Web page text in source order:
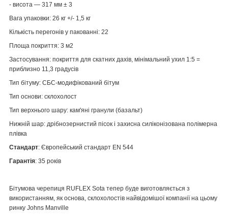
- висота — 317 мм ± 3
Вага упаковки: 26 кг +/- 1,5 кг
Кількість перегонів у пакованні: 22
Площа покриття: 3 м2
Застосування: покриття для скатних дахів, мінімальний ухил 1:5 =
приблизно 11,3 градусів
Тип бітуму: СБС-модифікований бітум
Тип основи: склохолост
Тип верхнього шару: кам'яні гранули (базальт)
Нижній шар: дрібнозернистий пісок і захисна силіконізована полімерна
плівка
Стандарт: Європейський стандарт EN 544
Гарантія: 35 років
Бітумова черепиця RUFLEX Sota тепер буде виготовляється з
використанням, як основа, склохолостів найвідомішої компанії на цьому
ринку Johns Manville